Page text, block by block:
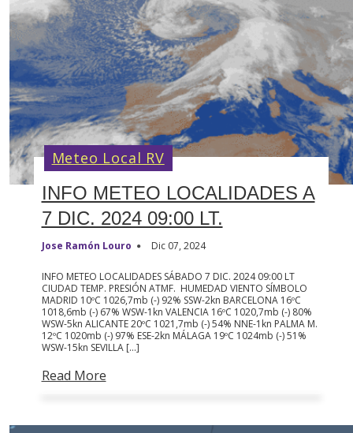
INFO METEO LOCALIDADES A
7 DIC. 2024 09:00 LT.
Jose Ramón Louro Dic 07, 2024
INFO METEO LOCALIDADES SÁBADO 7 DIC. 2024 09:00 LT
CIUDAD TEMP. PRESIÓN ATMF. HUMEDAD VIENTO SÍMBOLO
MADRID 10ºC 1026,7mb (-) 92% SSW-2kn BARCELONA 16ºC
1018,6mb (-) 67% WSW-1kn VALENCIA 16ºC 1020,7mb (-) 80%
WSW-5kn ALICANTE 20ºC 1021,7mb (-) 54% NNE-1kn PALMA M.
12ºC 1020mb (-) 97% ESE-2kn MÁLAGA 19ºC 1024mb (-) 51%
WSW-15kn SEVILLA […]
Read More
Meteo Local RV